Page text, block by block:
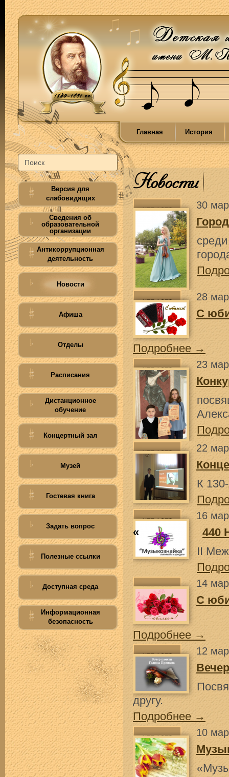
Главная История
Версия для
слабовидящих
Сведения об
образовательной
организации
Антикоррупционная
деятельность
Новости
Афиша
Отделы
Расписания
Дистанционное
обучение
Концертный зал
Музей
Гостевая книга
Задать вопрос
Полезные ссылки
Доступная среда
Информационная
безопасность
Новости
30
28
С
Подробнее →
23
22
К
16
«
440
II
14
С
Подробнее →
12
другу.
Подробнее →
10